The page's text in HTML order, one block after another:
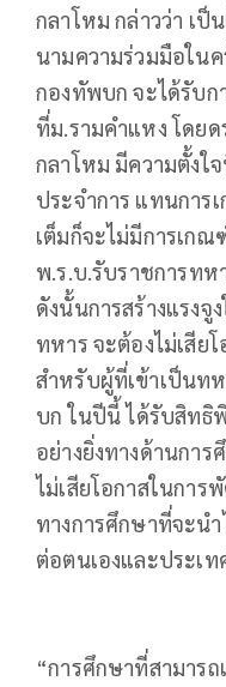
กลาโหม กล่าวว่า เป็
นามความร่วมมือใน
กองทัพบก จะได้รับ
ที่ม.รามคำแหง โดยด
กลาโหม มีความตั้งใ
ประจำการ แทนกา
เต็มก็จะไม่มีการเกณ
พ.ร.บ.รับราชการทห
ดังนั้นการสร้างแรง
ทหาร จะต้องไม่เสีย
สำหรับผู้ที่เข้าเป็นท
บก ในปีนี้ ได้รับสิทธิ
อย่างยิ่งทางด้านกา
ไม่เสียโอกาสในกา
ทางการศึกษาที่จะน
ต่อตนเองและประเท
“การศึกษาที่สามาร